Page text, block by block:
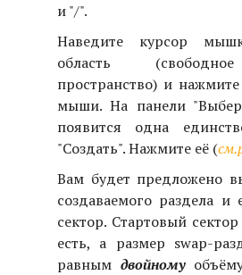
и "/".
Наведите курсор
область
пространство) и
мыши. На панели
появится одна
"Создать". Нажмите её (
Вам будет предложено
создаваемого раздела и
сектор. Стартовый
есть, а размер swap-
равным двойному